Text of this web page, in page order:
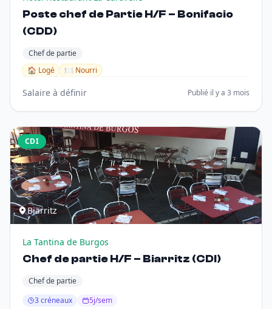
Poste chef de Partie H/F – Bonifacio
(CDD)
Chef de partie
🏠 Logé
🍽️ Nourri
Salaire à définir Publié il y a 3 mois
CDI
Biarritz
La Tantina de Burgos
Chef de partie H/F – Biarritz (CDI)
Chef de partie
3 créneaux
5j/sem